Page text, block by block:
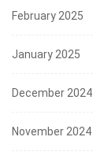
February 2025
January 2025
December 2024
November 2024